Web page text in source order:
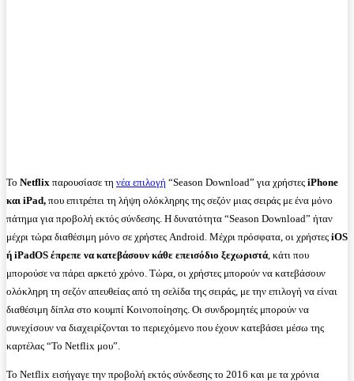
Το Netflix παρουσίασε τη νέα επιλογή “Season Download” για χρήστες iPhone
και iPad, που επιτρέπει τη λήψη ολόκληρης της σεζόν μιας σειράς με ένα μόνο
πάτημα για προβολή εκτός σύνδεσης. Η δυνατότητα “Season Download” ήταν
μέχρι τώρα διαθέσιμη μόνο σε χρήστες Android. Μέχρι πρόσφατα, οι χρήστες iOS
ή iPadOS έπρεπε να κατεβάσουν κάθε επεισόδιο ξεχωριστά , κάτι που
μπορούσε να πάρει αρκετό χρόνο. Τώρα, οι χρήστες μπορούν να κατεβάσουν
ολόκληρη τη σεζόν απευθείας από τη σελίδα της σειράς, με την επιλογή να είναι
διαθέσιμη δίπλα στο κουμπί Κοινοποίησης. Οι συνδρομητές μπορούν να
συνεχίσουν να διαχειρίζονται το περιεχόμενο που έχουν κατεβάσει μέσω της
καρτέλας “Το Netflix μου”.
Το Netflix εισήγαγε την προβολή εκτός σύνδεσης το 2016 και με τα χρόνια